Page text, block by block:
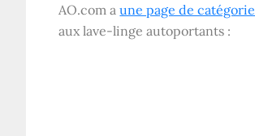
AO.com aune page de catégorie
aux lave-linge autoportants :